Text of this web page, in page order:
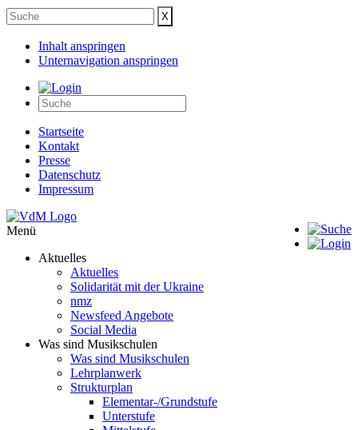
Inhalt anspringen
Unternavigation anspringen
Startseite
Kontakt
Presse
Datenschutz
Impressum
Menü
Aktuelles
Aktuelles
Solidarität mit der Ukraine
nmz
Newsfeed Angebote
Social Media
Was sind Musikschulen
Was sind Musikschulen
Lehrplanwerk
Strukturplan
Elementar-/Grundstufe
Unterstufe